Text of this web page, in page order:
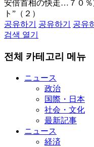
安倍首相の快走…７０％
ト”（２）
공유하기
공유하기
공유
검색 열기
전체 카테고리 메뉴
ニュース
政治
国際・日本
社会・文化
最新記事
ニュース
経済